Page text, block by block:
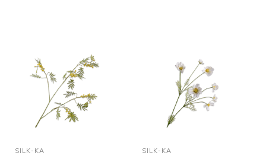
SILK-KA SILK-KA